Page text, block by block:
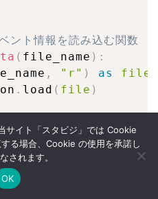
ント情報を読み込む関数
( file_name ) :
, "r" ) as file
. load ( file )
ベント情報を読み込み、リ
["event1.json",
み込む
サイト「スタビジ」では Cookie
る場合、Cookie の使用を承諾し
されます。
OK